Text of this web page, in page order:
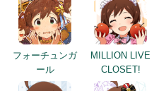
フォーチュンガ
ール
MILLION LIVE
CLOSET!